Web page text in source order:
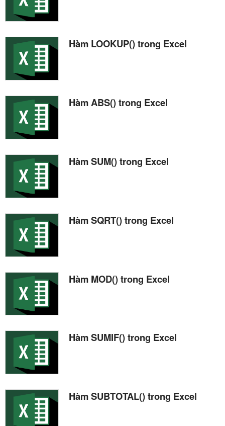
Hàm LOOKUP() trong Excel
Hàm ABS() trong Excel
Hàm SUM() trong Excel
Hàm SQRT() trong Excel
Hàm MOD() trong Excel
Hàm SUMIF() trong Excel
Hàm SUBTOTAL() trong Excel